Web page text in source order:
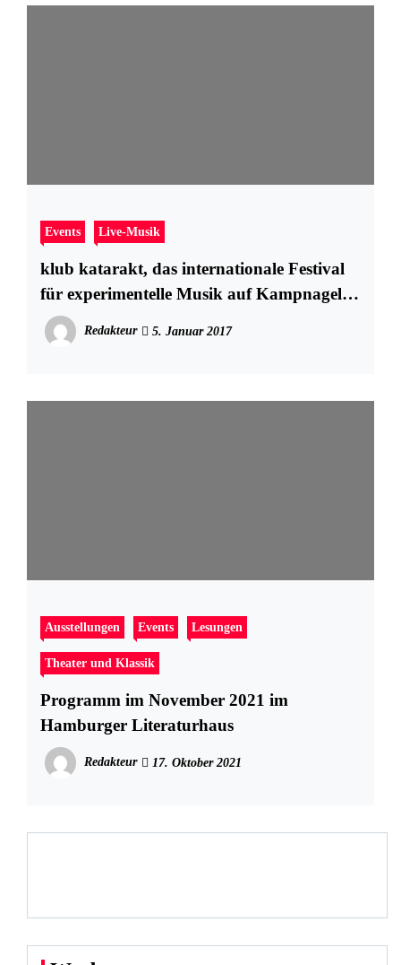
Events Live-Musik
klub katarakt, das internationale Festival
für experimentelle Musik auf Kampnagel in
Hamburg
Redakteur 5. Januar 2017
Ausstellungen Events Lesungen
Theater und Klassik
Programm im November 2021 im
Hamburger Literaturhaus
Redakteur 17. Oktober 2021